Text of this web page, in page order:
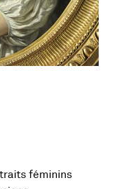
féminins